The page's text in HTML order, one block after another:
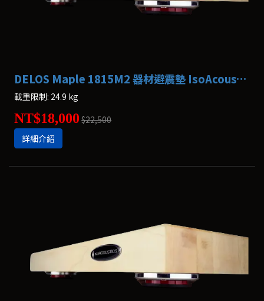
DELOS Maple 1815M2 器材避震墊 IsoAcoustics
載重限制: 24.9 kg
NT$18,000 $22,500
詳細介紹